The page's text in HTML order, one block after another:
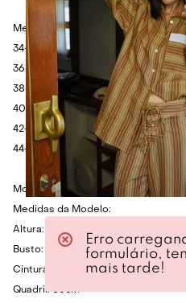
Medidas:
34- Cintura: 68cm - Quadril: 88cm -
36- Cintura: 72cm - Quadril: 92cm -
38- Cintura: 76cm - Quadril: 96cm -
40- Cintura: 80cm - Quadril: 100cm
42- Cintura: 84cm - Quadril: 104cm
44- Cintura: 88cm - Quadril: 108cm
Modelo veste 36.
Medidas da Modelo:
Altura: 1.75cm
Busto: 80cm
Cintura: 60cm
Quadril: 86cm
Erro
formulário,
mais tarde!